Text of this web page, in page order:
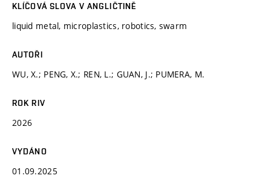
KLÍČOVÁ SLOVA V ANGLIČTINĚ
liquid metal, microplastics, robotics, swarm
AUTOŘI
WU, X.; PENG, X.; REN, L.; GUAN, J.; PUMERA, M.
ROK RIV
2026
VYDÁNO
01.09.2025